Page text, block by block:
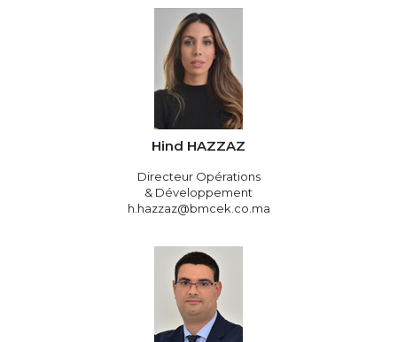
Hind HAZZAZ
Directeur Opérations
& Développement
h.hazzaz@bmcek.co.ma